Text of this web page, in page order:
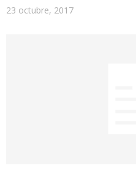
23 octubre, 2017